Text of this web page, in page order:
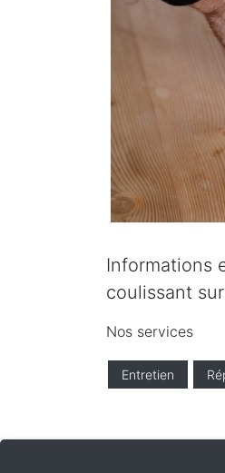
Informations
coulissant
Nos services
Entretien